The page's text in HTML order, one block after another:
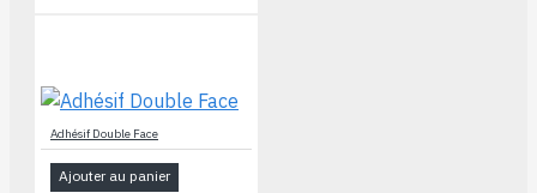
Adhésif Double Face
Ajouter au panier